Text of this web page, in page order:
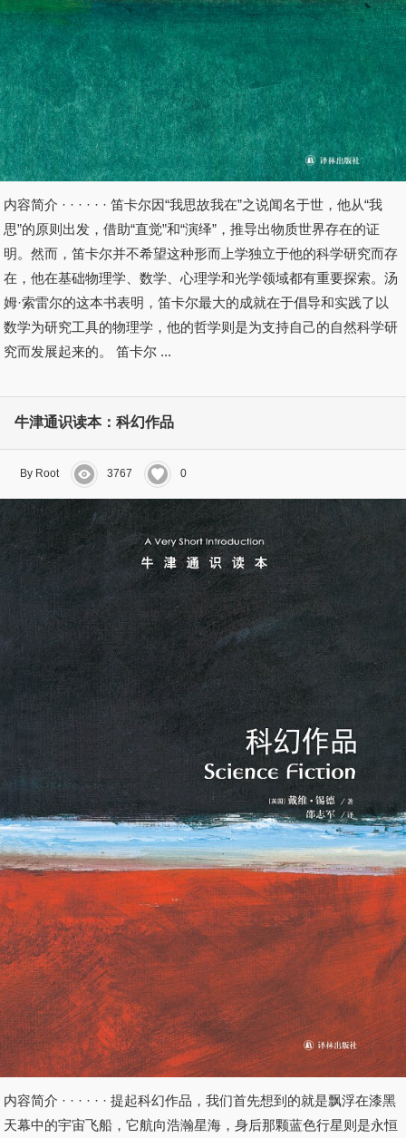
内容简介 · · · · · · 笛卡尔因“我思故我在”之说闻名于世，他从“我
思”的原则出发，借助“直觉”和“演绎”，推导出物质世界存在的证
明。然而，笛卡尔并不希望这种形而上学独立于他的科学研究而存
在，他在基础物理学、数学、心理学和光学领域都有重要探索。汤
姆·索雷尔的这本书表明，笛卡尔最大的成就在于倡导和实践了以
数学为研究工具的物理学，他的哲学则是为支持自己的自然科学研
究而发展起来的。 笛卡尔 ...
牛津通识读本：科幻作品
By Root 3767 0
内容简介 · · · · · · 提起科幻作品，我们首先想到的就是飘浮在漆黑
天幕中的宇宙飞船，它航向浩瀚星海，身后那颗蓝色行星则是永恒